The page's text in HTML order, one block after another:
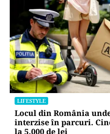
LIFESTYLE
Locul din România
interzise în parcuri.
la 5.000 de lei